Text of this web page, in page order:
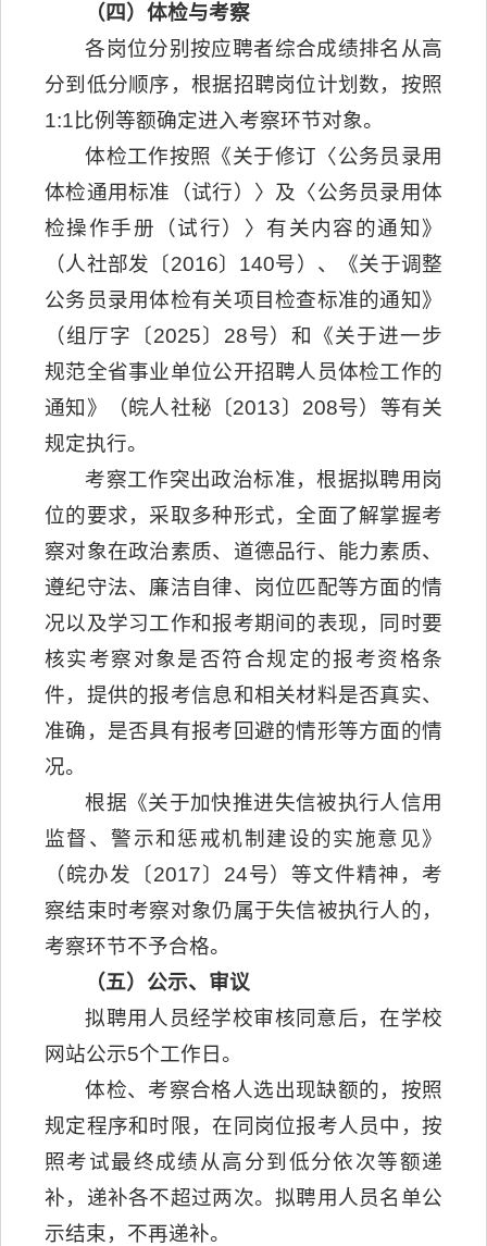
（四）体检与考察
各岗位分别按应聘者综合成绩排名从高
分到低分顺序，根据招聘岗位计划数，按照
1:1比例等额确定进入考察环节对象。
体检工作按照《关于修订〈公务员录用
体检通用标准（试行）〉及〈公务员录用体
检操作手册（试行）〉有关内容的通知》
（人社部发〔2016〕140号）、《关于调整
公务员录用体检有关项目检查标准的通知》
（组厅字〔2025〕28号）和《关于进一步
规范全省事业单位公开招聘人员体检工作的
通知》（皖人社秘〔2013〕208号）等有关
规定执行。
考察工作突出政治标准，根据拟聘用岗
位的要求，采取多种形式，全面了解掌握考
察对象在政治素质、道德品行、能力素质、
遵纪守法、廉洁自律、岗位匹配等方面的情
况以及学习工作和报考期间的表现，同时要
核实考察对象是否符合规定的报考资格条
件，提供的报考信息和相关材料是否真实、
准确，是否具有报考回避的情形等方面的情
况。
根据《关于加快推进失信被执行人信用
监督、警示和惩戒机制建设的实施意见》
（皖办发〔2017〕24号）等文件精神，考
察结束时考察对象仍属于失信被执行人的，
考察环节不予合格。
（五）公示、审议
拟聘用人员经学校审核同意后，在学校
网站公示5个工作日。
体检、考察合格人选出现缺额的，按照
规定程序和时限，在同岗位报考人员中，按
照考试最终成绩从高分到低分依次等额递
补，递补各不超过两次。拟聘用人员名单公
示结束，不再递补。